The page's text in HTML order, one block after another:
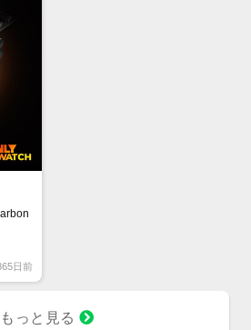
せる
日前
もっと見る